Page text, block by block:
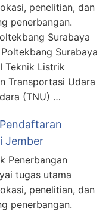
penelitian, dan
penerbangan.
Surabaya
Surabaya
Teknik Listrik
Transportasi Udara
(TNU) …
Jember
Penerbangan
tugas utama
penelitian, dan
penerbangan.